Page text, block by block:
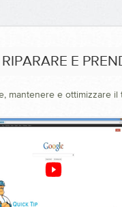
E
mantenere e ottimizzare il